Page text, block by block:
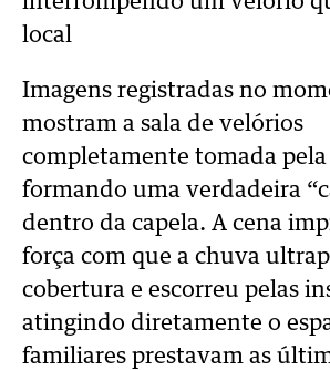
local
Imagens registradas no
mostram a sala de velórios
completamente tomada pela
formando uma verdadeira
dentro da capela. A cena
força com que a chuva
cobertura e escorreu pelas
atingindo diretamente o
familiares prestavam as